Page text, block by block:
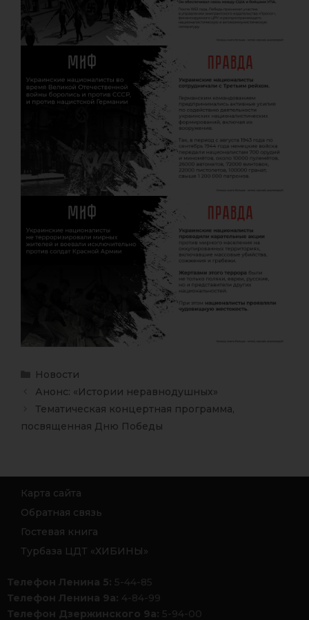
Новости
Анонс: «Истории неравнодушных»
Тематическая концертная программа,
посвященная Дню Победы
Карта сайта
Обратная связь
Гостевая книга
Турбаза ЦДТ «ХИБИНЫ»
Телефон Ленина 5: 5-44-85
Телефон Ленина 9а: 4-84-99
Телефон Дзержинского 9а: 5-94-00